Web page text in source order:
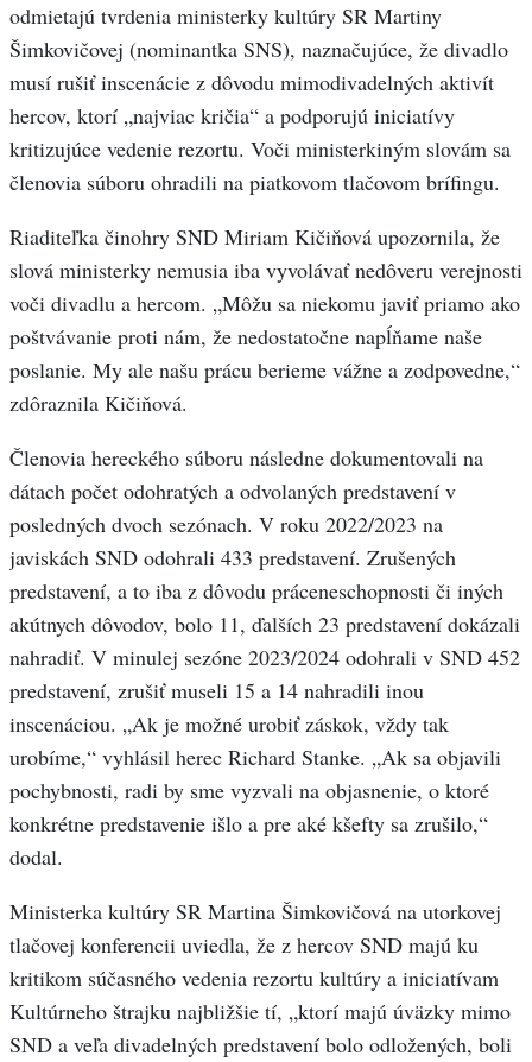
odmietajú tvrdenia ministerky kultúry SR Martiny
Šimkovičovej (nominantka SNS), naznačujúce, že divadlo
musí rušiť inscenácie z dôvodu mimodivadelných aktivít
hercov, ktorí „najviac kričia“ a podporujú iniciatívy
kritizujúce vedenie rezortu. Voči ministerkiným slovám sa
členovia súboru ohradili na piatkovom tlačovom brífingu.
Riaditeľka činohry SND Miriam Kičiňová upozornila, že
slová ministerky nemusia iba vyvolávať nedôveru verejnosti
voči divadlu a hercom. „Môžu sa niekomu javiť priamo ako
poštvávanie proti nám, že nedostatočne napĺňame naše
poslanie. My ale našu prácu berieme vážne a zodpovedne,“
zdôraznila Kičiňová.
Členovia hereckého súboru následne dokumentovali na
dátach počet odohratých a odvolaných predstavení v
posledných dvoch sezónach. V roku 2022/2023 na
javiskách SND odohrali 433 predstavení. Zrušených
predstavení, a to iba z dôvodu práceneschopnosti či iných
akútnych dôvodov, bolo 11, ďalších 23 predstavení dokázali
nahradiť. V minulej sezóne 2023/2024 odohrali v SND 452
predstavení, zrušiť museli 15 a 14 nahradili inou
inscenáciou. „Ak je možné urobiť záskok, vždy tak
urobíme,“ vyhlásil herec Richard Stanke. „Ak sa objavili
pochybnosti, radi by sme vyzvali na objasnenie, o ktoré
konkrétne predstavenie išlo a pre aké kšefty sa zrušilo,“
dodal.
Ministerka kultúry SR Martina Šimkovičová na utorkovej
tlačovej konferencii uviedla, že z hercov SND majú ku
kritikom súčasného vedenia rezortu kultúry a iniciatívam
Kultúrneho štrajku najbližšie tí, „ktorí majú úväzky mimo
SND a veľa divadelných predstavení bolo odložených, boli